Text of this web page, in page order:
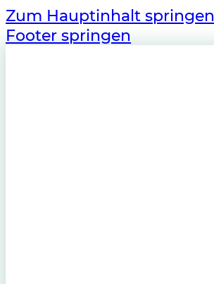
Zum Hauptinhalt springen
Footer springen